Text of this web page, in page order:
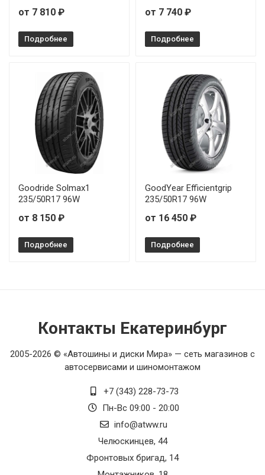
от 7 810 ₽
Подробнее
от 7 740 ₽
Подробнее
Goodride Solmax1
235/50R17 96W
от 8 150 ₽
Подробнее
GoodYear Efficientgrip
235/50R17 96W
от 16 450 ₽
Подробнее
Контакты Екатеринбург
2005-2026 © «Автошины и диски Мира» — сеть магазинов с
автосервисами и шиномонтажом
+7 (343) 228-73-73
Пн-Вс 09:00 - 20:00
info@atww.ru
Челюскинцев, 44
Фронтовых бригад, 14